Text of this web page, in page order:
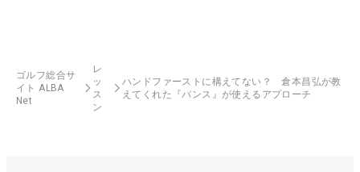
ゴルフ総合サ
イト ALBA
Net
レ
ッ
ス
ン
ハンドファーストに構えてない？ 倉本昌弘が教
えてくれた『バンス』が使えるアプローチ